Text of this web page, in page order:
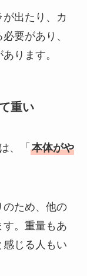
出たり、カ
要があり、
ります。
重い
、「 本体がや
のため、他の
。重量もあ
感じる人もい